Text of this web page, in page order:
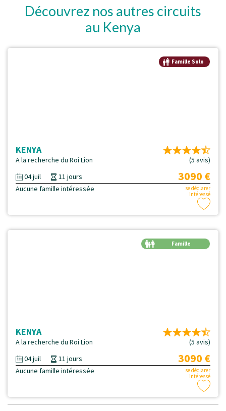
Découvrez nos autres circuits
au Kenya
Famille Solo
KENYA
A la recherche du Roi Lion
(5 avis)
04 juil
11 jours 3090 €
Aucune famille intéressée
se déclarer
intéressé
Famille
KENYA
A la recherche du Roi Lion
(5 avis)
04 juil
11 jours 3090 €
Aucune famille intéressée
se déclarer
intéressé